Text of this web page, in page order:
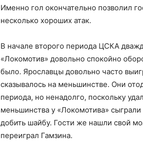
Именно гол окончательно позволил
несколько хороших атак.
В начале второго периода ЦСКА
«Локомотив» довольно спокойно
было. Ярославцы довольно часто
сказывалось на меньшинстве. Они
периода, но ненадолго, поскольку
меньшинства у «Локомотива»
добить шайбу. Гости же нашли свой
переиграл Гамзина.